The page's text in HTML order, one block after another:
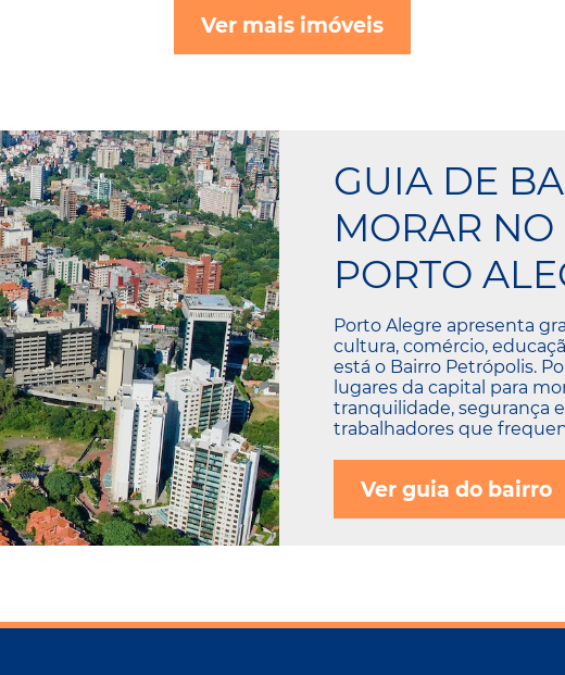
Ver mais imóveis
GUIA DE
MORAR
PORTO
Porto Alegre apresenta
cultura, comércio,
está o Bairro Petrópolis.
lugares da capital para
tranquilidade, segurança
trabalhadores que
Ver guia do bairro